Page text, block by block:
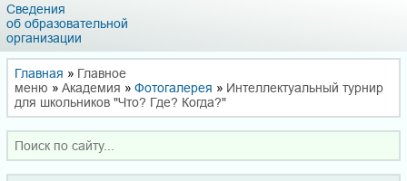
Сведения
об образовательной
организации
Главная » Главное
меню » Академия » Фотогалерея » Интеллектуальный турнир
для школьников "Что? Где? Когда?"